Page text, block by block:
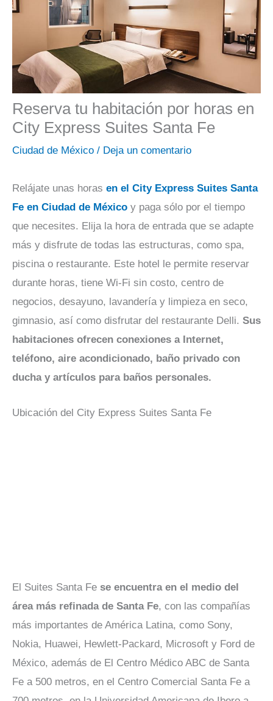
Reserva tu habitación por horas en
City Express Suites Santa Fe
Ciudad de México / Deja un comentario
Relájate unas horas en el City Express Suites Santa
Fe en Ciudad de México y paga sólo por el tiempo
que necesites. Elija la hora de entrada que se adapte
más y disfrute de todas las estructuras, como spa,
piscina o restaurante. Este hotel le permite reservar
durante horas, tiene Wi-Fi sin costo, centro de
negocios, desayuno, lavandería y limpieza en seco,
gimnasio, así como disfrutar del restaurante Delli. Sus
habitaciones ofrecen conexiones a Internet,
teléfono, aire acondicionado, baño privado con
ducha y artículos para baños personales.
Ubicación del City Express Suites Santa Fe
El Suites Santa Fe se encuentra en el medio del
área más refinada de Santa Fe, con las compañías
más importantes de América Latina, como Sony,
Nokia, Huawei, Hewlett-Packard, Microsoft y Ford de
México, además de El Centro Médico ABC de Santa
Fe a 500 metros, en el Centro Comercial Santa Fe a